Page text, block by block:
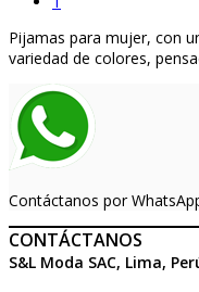
Pijamas para mujer, con
variedad de colores,
Contáctanos por
CONTÁCTANOS
S&L Moda SAC, Lima,